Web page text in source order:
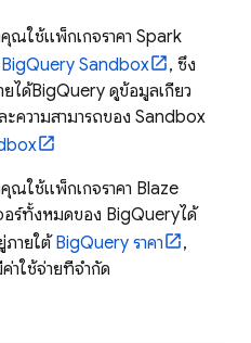
ณใช้แพ็กเกจราคา Spark
BigQuery Sandbox
, ซึ่ง
ยได้BigQuery ดูข้อมูลเกี่ยว
ความสามารถของ Sandbox
ณใช้แพ็กเกจราคา Blaze
ร์ทั้งหมดของ BigQueryได้
ายใต้BigQuery ราคา
,
าใช้จ่ายที่จำกัด